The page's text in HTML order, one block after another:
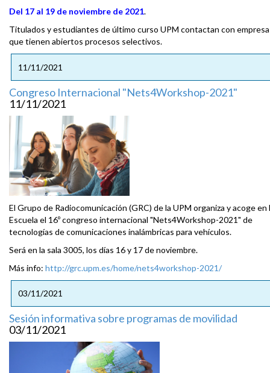
Del 17 al 19 de noviembre de 2021.
Titulados y estudiantes de último curso UPM contactan con
que tienen abiertos procesos selectivos.
11/11/2021
Congreso Internacional "Nets4Workshop-2021"
11/11/2021
El Grupo de Radiocomunicación (GRC) de la UPM organiza y acoge en
Escuela el 16º congreso internacional "Nets4Workshop-2021" de
tecnologías de comunicaciones inalámbricas para vehículos.
Será en la sala 3005, los días 16 y 17 de noviembre.
Más info: http://grc.upm.es/home/nets4workshop-2021/
03/11/2021
Sesión informativa sobre programas de movilidad
03/11/2021